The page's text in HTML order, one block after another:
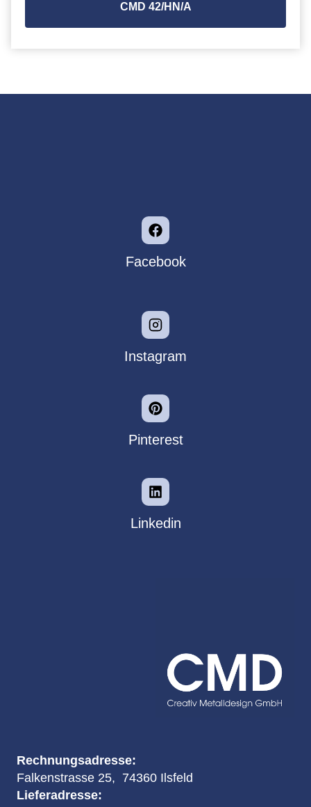
CMD 42/HN/A
Facebook
Instagram
Pinterest
Linkedin
Rechnungsadresse:
Falkenstrasse 25, 74360 Ilsfeld
Lieferadresse: